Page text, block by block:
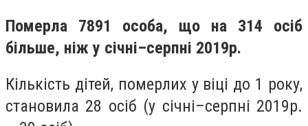
Померла 7891 особа, що на 314 осіб
більше, ніж у січні–серпні 2019р.
Кількість дітей, померлих у віці до 1 року,
становила 28 осіб (у січні–серпні 2019р.